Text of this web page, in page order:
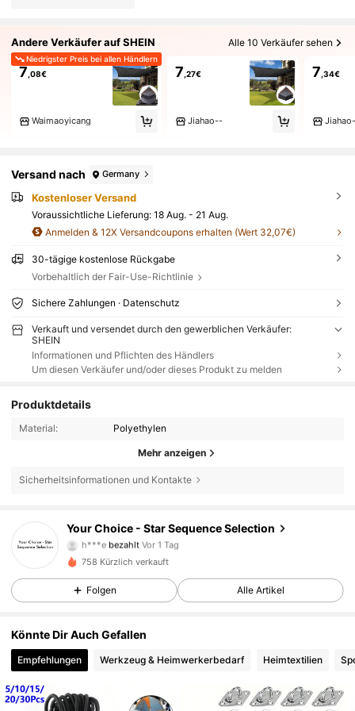
Andere Verkäufer auf SHEIN Alle 10 Verkäufer sehen
Niedrigster Preis bei allen Händlern
7 ,08€
Waimaoyicang
7 ,27€
Jiahao--
7 ,34€
Versand nach Germany
Kostenloser Versand
Voraussichtliche Lieferung: 18 Aug. - 21 Aug.
Anmelden & 12X Versandcoupons erhalten (Wert 32,07€)
30-tägige kostenlose Rückgabe
Vorbehaltlich der Fair-Use-Richtlinie
Sichere Zahlungen · Datenschutz
Verkauft und versendet durch den gewerblichen Verkäufer:
SHEIN
Informationen und Pflichten des Händlers
Um diesen Verkäufer und/oder dieses Produkt zu melden
Produktdetails
Material: Polyethylen
Mehr anzeigen
Sicherheitsinformationen und Kontakte
Your Choice - Star Sequence Selection
h***ebezahlt
Vor 1 Tag
d***3 istVor 20 Stunden
5,00
7 Follower
5,00 7 Follower
758 Kürzlich verkauft
Folgen Alle Artikel
Könnte Dir Auch Gefallen
Empfehlungen Werkzeug & Heimwerkerbedarf Heimtextilien